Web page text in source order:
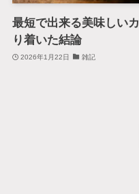
最短で出来る美味しい
り着いた結論
2026年1月22日 雑記